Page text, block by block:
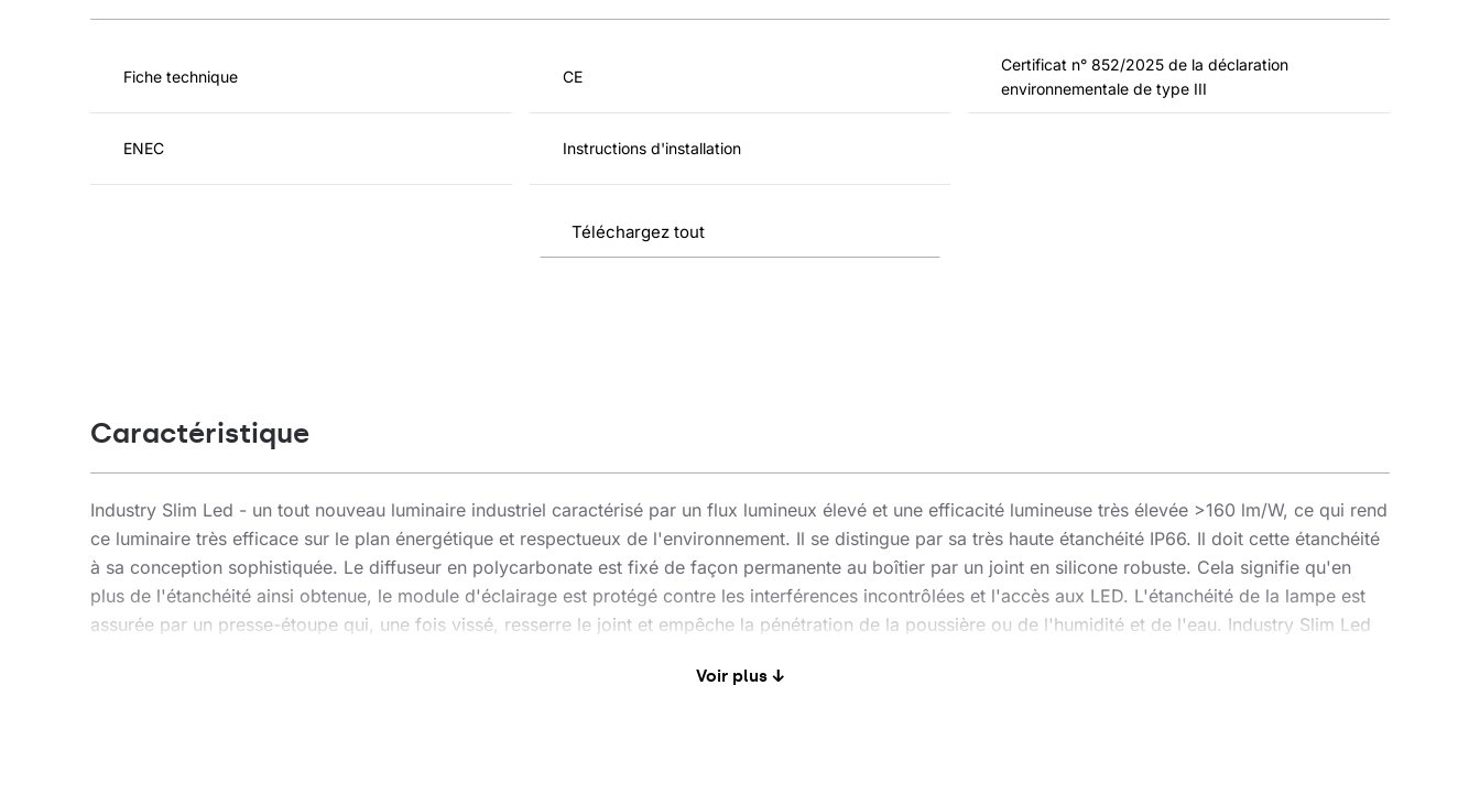
Fiche technique CE
Certificat n° 852/2025 de la déclaration
environnementale de type III
ENEC Instructions d'installation
Téléchargez tout
Caractéristique
Industry Slim Led - un tout nouveau luminaire industriel caractérisé par un flux lumineux élevé et une efficacité lumineuse très élevée >160 lm/W, ce qui rend
ce luminaire très efficace sur le plan énergétique et respectueux de l'environnement. Il se distingue par sa très haute étanchéité IP66. Il doit cette étanchéité
à sa conception sophistiquée. Le diffuseur en polycarbonate est fixé de façon permanente au boîtier par un joint en silicone robuste. Cela signifie qu'en
plus de l'étanchéité ainsi obtenue, le module d'éclairage est protégé contre les interférences incontrôlées et l'accès aux LED. L'étanchéité de la lampe est
assurée par un presse-étoupe qui, une fois vissé, resserre le joint et empêche la pénétration de la poussière ou de l'humidité et de l'eau. Industry Slim Led
Voir plus ↓